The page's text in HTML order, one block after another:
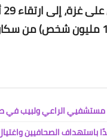
نزوح أكثر من 85 بالمئة (نحو
الراعي ولبيب في
الصحافيين